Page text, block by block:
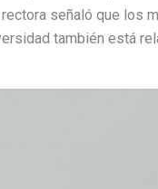
señaló que los
también está